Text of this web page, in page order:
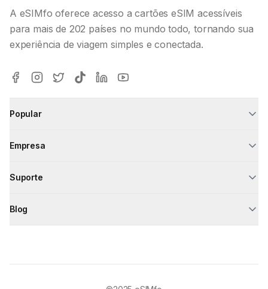
A eSIMfo oferece acesso a cartões eSIM acessíveis
para mais de 202 países no mundo todo, tornando sua
experiência de viagem simples e conectada.
Popular
Empresa
Suporte
Blog